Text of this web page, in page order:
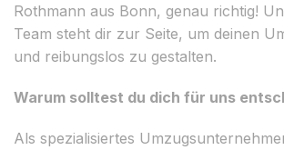
Rothmann aus Bonn, genau richtig!
Team steht dir zur Seite, um deinen
und reibungslos zu gestalten.
Warum solltest du dich für uns
Als spezialisiertes